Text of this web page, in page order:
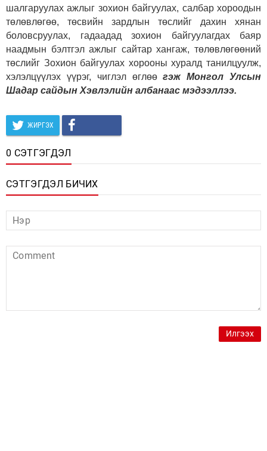
шалгаруулах ажлыг зохион байгуулах, салбар хороодын
төлөвлөгөө, төсвийн зардлын төслийг дахин хянан
боловсруулах, гадаадад зохион байгуулагдах баяр
наадмын бэлтгэл ажлыг сайтар хангаж, төлөвлөгөөний
төслийг Зохион байгуулах хорооны хуралд танилцуулж,
хэлэлцүүлэх үүрэг, чиглэл өглөөгэж Монгол Улсын
Шадар сайдын Хэвлэлийн албанаас мэдээллээ.
ЖИРГЭХ
0 СЭТГЭГДЭЛ
СЭТГЭГДЭЛ БИЧИХ
Илгээх